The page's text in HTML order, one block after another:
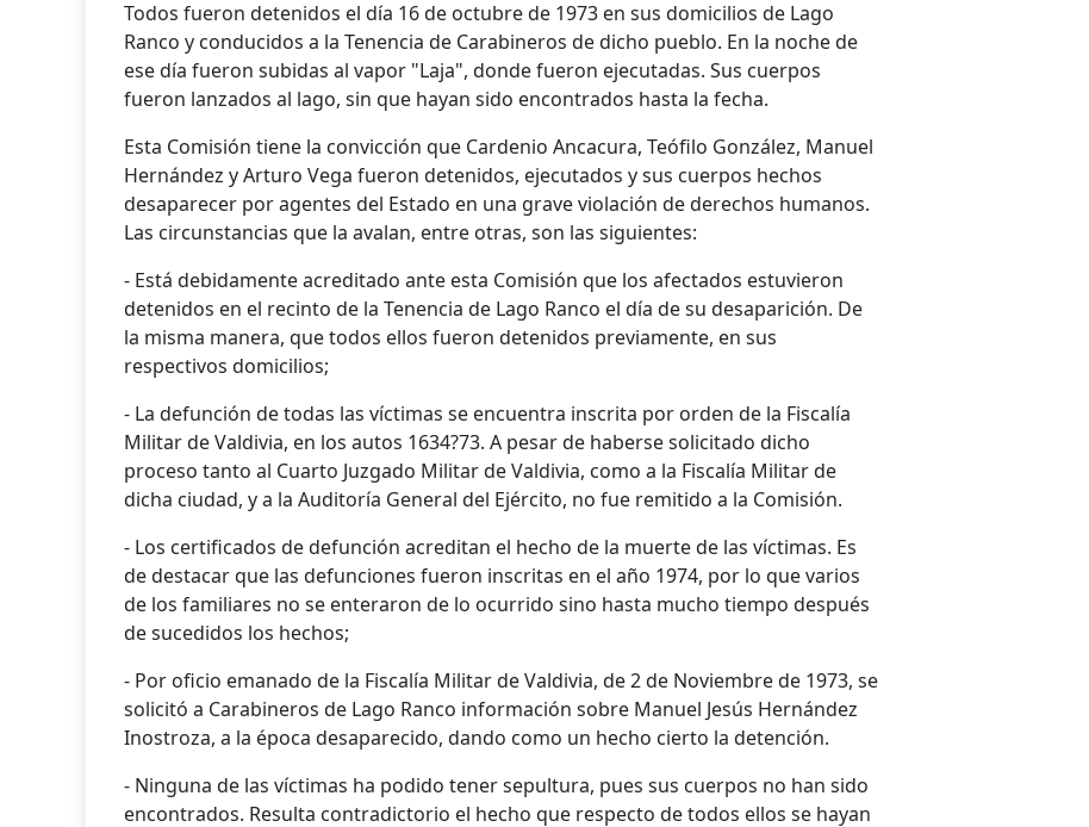
Todos fueron detenidos el día 16 de octubre de 1973 en sus domicilios de Lago
Ranco y conducidos a la Tenencia de Carabineros de dicho pueblo. En la noche de
ese día fueron subidas al vapor "Laja", donde fueron ejecutadas. Sus cuerpos
fueron lanzados al lago, sin que hayan sido encontrados hasta la fecha.
Esta Comisión tiene la convicción que Cardenio Ancacura, Teófilo González, Manuel
Hernández y Arturo Vega fueron detenidos, ejecutados y sus cuerpos hechos
desaparecer por agentes del Estado en una grave violación de derechos humanos.
Las circunstancias que la avalan, entre otras, son las siguientes:
- Está debidamente acreditado ante esta Comisión que los afectados estuvieron
detenidos en el recinto de la Tenencia de Lago Ranco el día de su desaparición. De
la misma manera, que todos ellos fueron detenidos previamente, en sus
respectivos domicilios;
- La defunción de todas las víctimas se encuentra inscrita por orden de la Fiscalía
Militar de Valdivia, en los autos 1634?73. A pesar de haberse solicitado dicho
proceso tanto al Cuarto Juzgado Militar de Valdivia, como a la Fiscalía Militar de
dicha ciudad, y a la Auditoría General del Ejército, no fue remitido a la Comisión.
- Los certificados de defunción acreditan el hecho de la muerte de las víctimas. Es
de destacar que las defunciones fueron inscritas en el año 1974, por lo que varios
de los familiares no se enteraron de lo ocurrido sino hasta mucho tiempo después
de sucedidos los hechos;
- Por oficio emanado de la Fiscalía Militar de Valdivia, de 2 de Noviembre de 1973, se
solicitó a Carabineros de Lago Ranco información sobre Manuel Jesús Hernández
Inostroza, a la época desaparecido, dando como un hecho cierto la detención.
- Ninguna de las víctimas ha podido tener sepultura, pues sus cuerpos no han sido
encontrados. Resulta contradictorio el hecho que respecto de todos ellos se hayan